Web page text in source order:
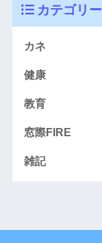
カテゴリー
カネ
健康
教育
窓際FIRE
雑記